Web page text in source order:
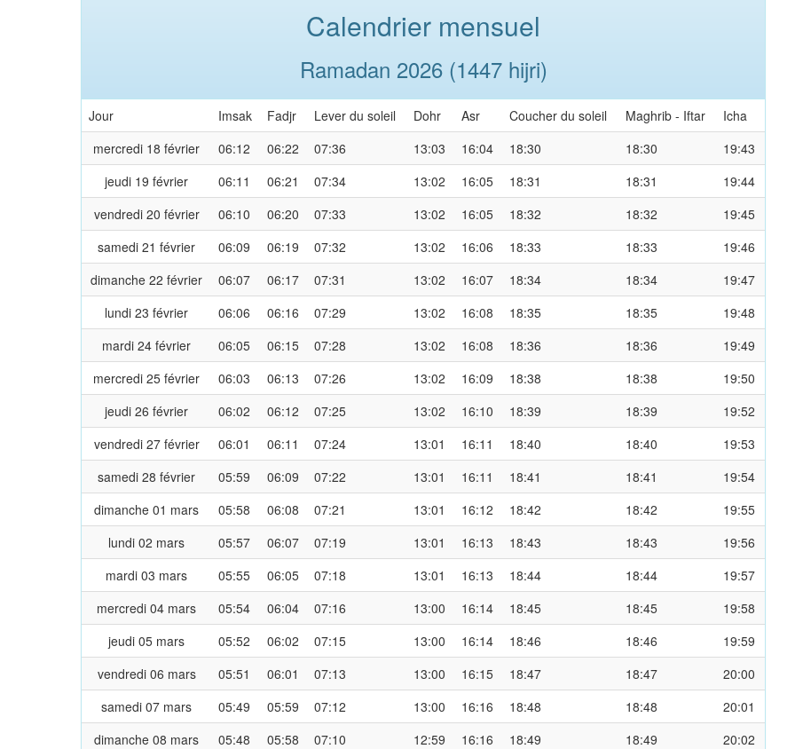
Calendrier mensuel
Ramadan 2026 (1447 hijri)
Jour Imsak Fadjr Lever du soleil Dohr Asr Coucher du soleil Maghrib - Iftar
Icha
mercredi 18 février
06:12 06:22 07:36 13:03 16:04 18:30 18:30
19:43
jeudi 19 février
06:11 06:21 07:34 13:02 16:05 18:31 18:31
19:44
vendredi 20 février
06:10 06:20 07:33 13:02 16:05 18:32 18:32
19:45
samedi 21 février
06:09 06:19 07:32 13:02 16:06 18:33 18:33
19:46
dimanche 22 février
06:07 06:17 07:31 13:02 16:07 18:34 18:34
19:47
lundi 23 février
06:06 06:16 07:29 13:02 16:08 18:35 18:35
19:48
mardi 24 février
06:05 06:15 07:28 13:02 16:08 18:36 18:36
19:49
mercredi 25 février
06:03 06:13 07:26 13:02 16:09 18:38 18:38
19:50
jeudi 26 février
06:02 06:12 07:25 13:02 16:10 18:39 18:39
19:52
vendredi 27 février
06:01 06:11 07:24 13:01 16:11 18:40 18:40
19:53
samedi 28 février
05:59 06:09 07:22 13:01 16:11 18:41 18:41
19:54
dimanche 01 mars
05:58 06:08 07:21 13:01 16:12 18:42 18:42
19:55
lundi 02 mars
05:57 06:07 07:19 13:01 16:13 18:43 18:43
19:56
mardi 03 mars
05:55 06:05 07:18 13:01 16:13 18:44 18:44
19:57
mercredi 04 mars
05:54 06:04 07:16 13:00 16:14 18:45 18:45
19:58
jeudi 05 mars
05:52 06:02 07:15 13:00 16:14 18:46 18:46
19:59
vendredi 06 mars
05:51 06:01 07:13 13:00 16:15 18:47 18:47
20:00
samedi 07 mars
05:49 05:59 07:12 13:00 16:16 18:48 18:48
20:01
dimanche 08 mars
05:48 05:58 07:10 12:59 16:16 18:49 18:49
20:02